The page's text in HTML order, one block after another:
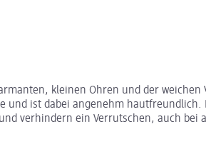
kleinen Ohren und der weichen
ist dabei angenehm hautfreundlich.
verhindern ein Verrutschen, auch bei